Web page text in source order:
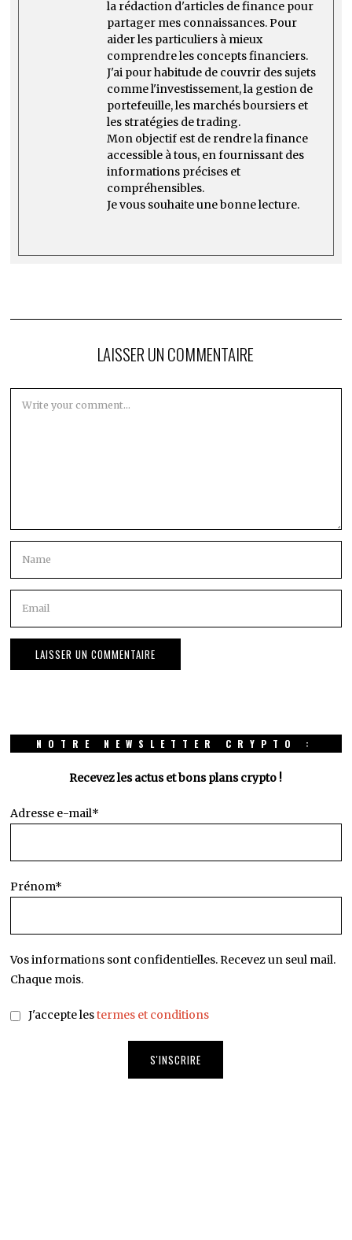
de rapports et l'évaluation des
investissements.
Après plusieurs années dans le secteur
bancaire, j'ai décidé de me lancer dans
la rédaction d'articles de finance pour
partager mes connaissances. Pour
aider les particuliers à mieux
comprendre les concepts financiers.
J'ai pour habitude de couvrir des sujets
comme l'investissement, la gestion de
portefeuille, les marchés boursiers et
les stratégies de trading.
Mon objectif est de rendre la finance
compréhensibles.
NOTRE NEWSLETTER CRYPTO :
Adresse e-mail*
Prénom*
termes et conditions